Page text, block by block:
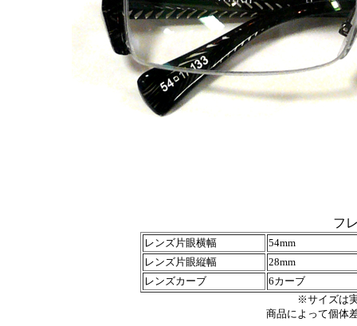
フ
レンズ片眼横幅
54mm
レンズ片眼縦幅
28mm
レンズカーブ
6カーブ
※サイズは
商品によって個体